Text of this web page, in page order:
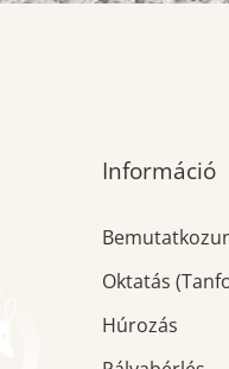
Információ
Oktatás
Húrozás